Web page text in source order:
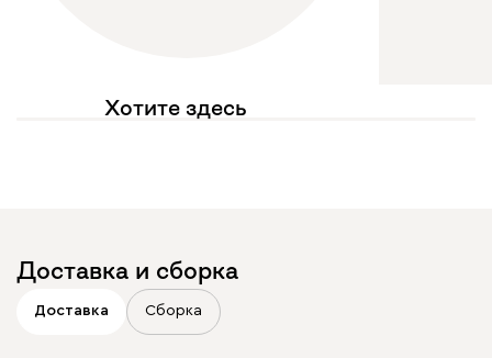
Хотите здесь
Доставка и сборка
Доставка Сборка